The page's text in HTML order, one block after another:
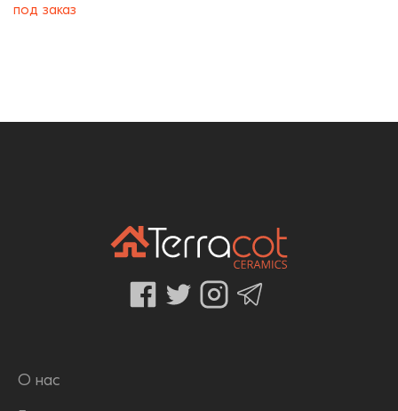
под заказ
О нас